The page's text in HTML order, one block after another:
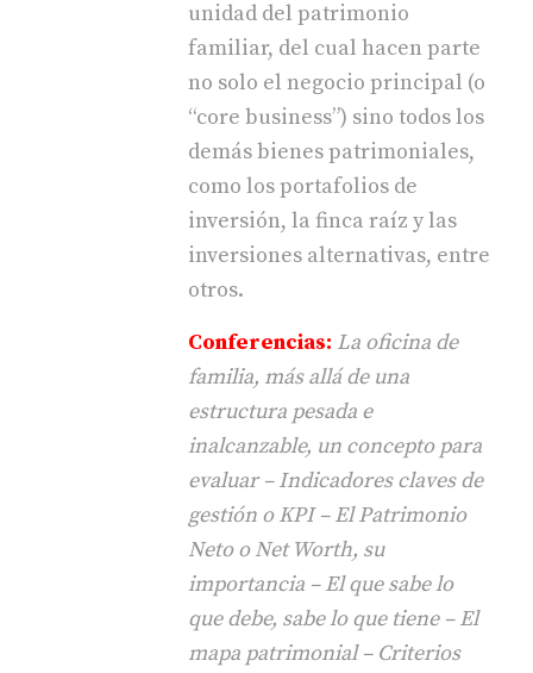
unidad del patrimonio
familiar, del cual hacen parte
no solo el negocio principal (o
“core business”) sino todos los
demás bienes patrimoniales,
como los portafolios de
inversión, la finca raíz y las
inversiones alternativas, entre
otros.
Conferencias: La oficina de
familia, más allá de una
estructura pesada e
inalcanzable, un concepto para
evaluar – Indicadores claves de
gestión o KPI – El Patrimonio
Neto o Net Worth, su
importancia – El que sabe lo
que debe, sabe lo que tiene – El
mapa patrimonial – Criterios